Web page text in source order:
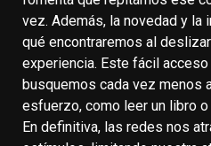
vez. Además, la novedad y la
qué encontraremos al
experiencia. Este fácil
busquemos cada vez menos
esfuerzo, como leer un libro
En definitiva, las redes nos